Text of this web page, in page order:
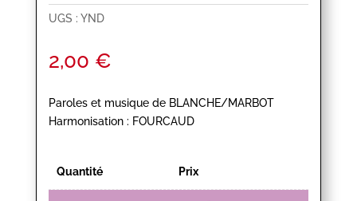
UGS : YND
2,00 €
Paroles et musique de BLANCHE/MARBOT
Harmonisation : FOURCAUD
Quantité Prix